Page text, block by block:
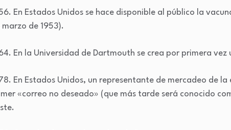
En Estados Unidos se hace disponible al público la
marzo de 1953).
En la Universidad de Dartmouth se crea por primera vez
En Estados Unidos, un representante de mercadeo de
«correo no deseado» (que más tarde será conocido